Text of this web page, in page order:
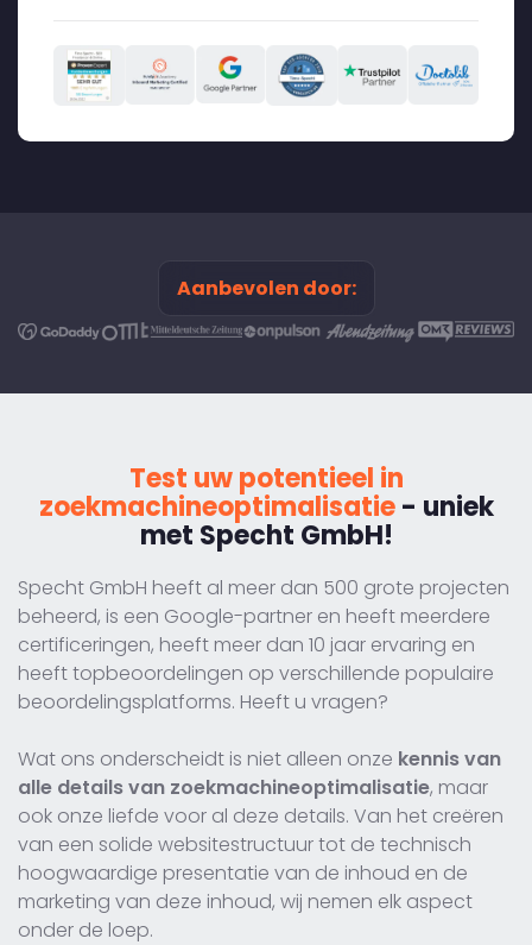
Aanbevolen door:
Test uw potentieel in
zoekmachineoptimalisatie- uniek
met Specht GmbH!
Specht GmbH heeft al meer dan 500 grote projecten
beheerd, is een Google-partner en heeft meerdere
certificeringen, heeft meer dan 10 jaar ervaring en
heeft topbeoordelingen op verschillende populaire
beoordelingsplatforms. Heeft u vragen?
Wat ons onderscheidt is niet alleen onze kennis van
alle details van zoekmachineoptimalisatie, maar
ook onze liefde voor al deze details. Van het creëren
van een solide websitestructuur tot de technisch
hoogwaardige presentatie van de inhoud en de
marketing van deze inhoud, wij nemen elk aspect
onder de loep.